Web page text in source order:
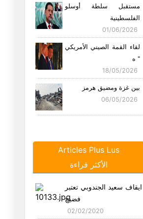
مستقبل سلطة أوسلو
الفلسطينية
01/06/2026
لقاء القمة الصيني الأمريكي
" ه
18/05/2026
بين غزة ومضيق هرمز
06/05/2026
سبع عجائب وترامب ثامنها
16/04/2026
بين مضائق الجغرافيا
Articles Plus Lus
الأكثر قراءة
ايقاف سعيد الجندوبي تعتبر
فضيح
02/02/2020